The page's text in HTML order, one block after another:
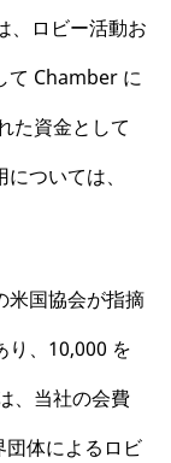
、ロビー活動お
て Chamber に
た資金として
ついては、
米国協会が指摘
り、10,000 を
、当社の会費
団体によるロビ